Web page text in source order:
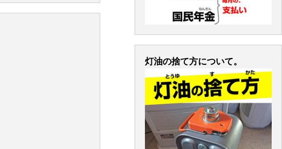
灯油の捨て方について。